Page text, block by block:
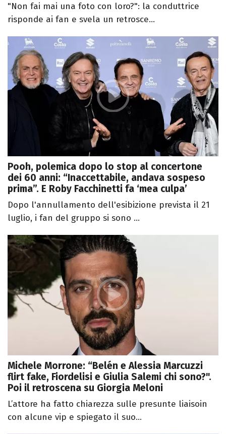
"Non fai mai una foto con loro?": la conduttrice
risponde ai fan e svela un retrosce...
Pooh, polemica dopo lo stop al concertone
dei 60 anni: “Inaccettabile, andava sospeso
prima”. E Roby Facchinetti fa ‘mea culpa’
Dopo l'annullamento dell'esibizione prevista il 21
luglio, i fan del gruppo si sono ...
Michele Morrone: “Belén e Alessia Marcuzzi
flirt fake, Fiordelisi e Giulia Salemi chi sono?".
Poi il retroscena su Giorgia Meloni
L’attore ha fatto chiarezza sulle presunte liaisoin
con alcune vip e spiegato il suo...